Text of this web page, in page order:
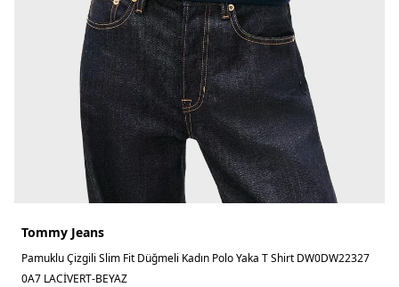
Tommy Jeans
Pamuklu Çizgili Slim Fit Düğmeli Kadın Polo Yaka T Shirt DW0DW22327
0A7 LACİVERT-BEYAZ